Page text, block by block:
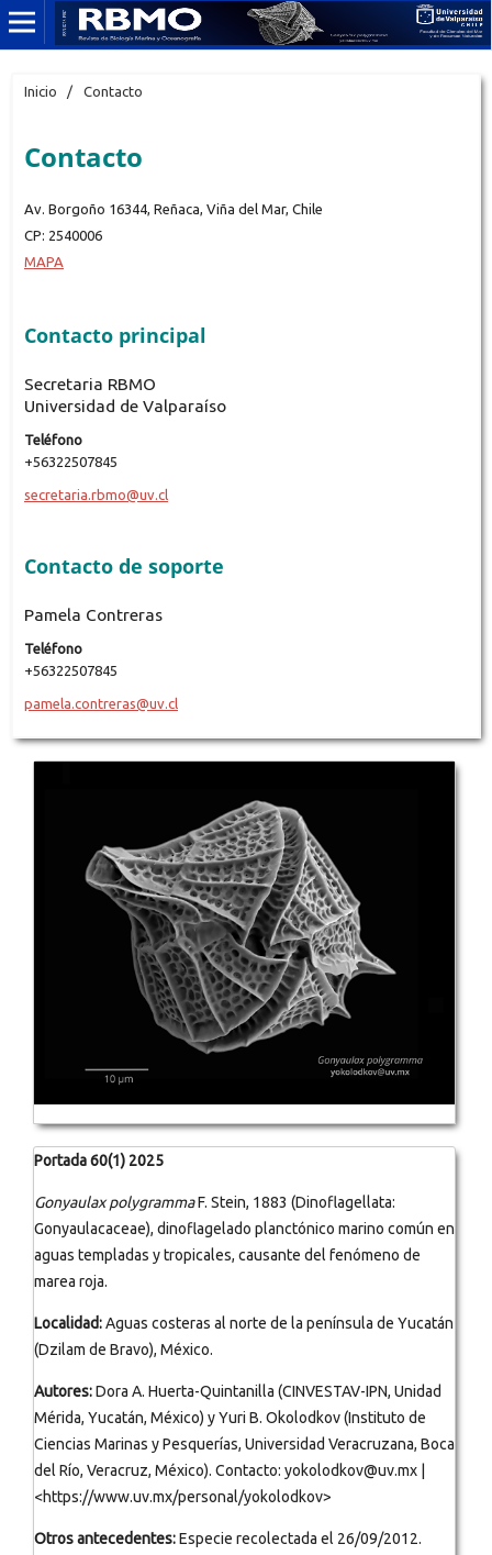
Inicio / Contacto
Contacto
Av. Borgoño 16344, Reñaca, Viña del Mar, Chile
CP: 2540006
MAPA
Contacto principal
Secretaria RBMO
Universidad de Valparaíso
Teléfono
+56322507845
secretaria.rbmo@uv.cl
Contacto de soporte
Pamela Contreras
Teléfono
+56322507845
pamela.contreras@uv.cl
Portada 60(1) 2025
Gonyaulax polygrammaF. Stein, 1883 (Dinoflagellata:
Gonyaulacaceae), dinoflagelado planctónico marino común en
aguas templadas y tropicales, causante del fenómeno de
marea roja.
Localidad:Aguas costeras al norte de la península de Yucatán
(Dzilam de Bravo), México.
Autores:Dora A. Huerta-Quintanilla (CINVESTAV-IPN, Unidad
Mérida, Yucatán, México) y Yuri B. Okolodkov (Instituto de
Ciencias Marinas y Pesquerías, Universidad Veracruzana, Boca
del Río, Veracruz, México). Contacto: yokolodkov@uv.mx |
<https://www.uv.mx/personal/yokolodkov>
Otros antecedentes:Especie recolectada el 26/09/2012.